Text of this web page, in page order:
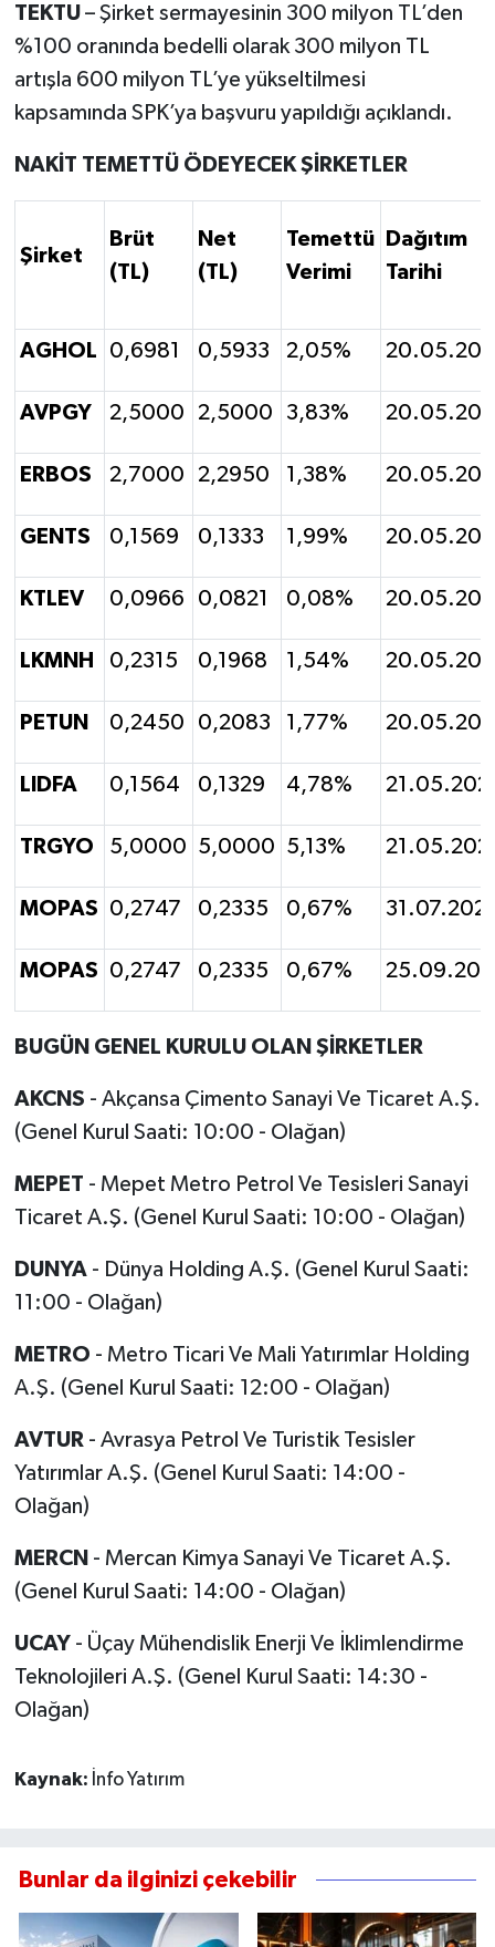
TEKTU – Şirket sermayesinin 300 milyon TL’den
%100 oranında bedelli olarak 300 milyon TL
artışla 600 milyon TL’ye yükseltilmesi
kapsamında SPK’ya başvuru yapıldığı açıklandı.
NAKİT TEMETTÜ ÖDEYECEK ŞİRKETLER
Şirket
Brüt
(TL)
Net
(TL)
Temettü
Verimi
Dağıtım
Tarihi
AGHOL 0,6981 0,5933 2,05%
AVPGY 2,5000 2,5000 3,83%
ERBOS 2,7000 2,2950 1,38%
GENTS 0,1569 0,1333 1,99%
KTLEV 0,0966 0,0821 0,08%
LKMNH 0,2315 0,1968 1,54%
PETUN 0,2450 0,2083 1,77%
LIDFA 0,1564 0,1329 4,78%
TRGYO 5,0000 5,0000 5,13%
MOPAS 0,2747 0,2335 0,67%
MOPAS 0,2747 0,2335 0,67%
BUGÜN GENEL KURULU OLAN ŞİRKETLER
AKCNS - Akçansa Çimento Sanayi Ve Ticaret A.Ş.
(Genel Kurul Saati: 10:00 - Olağan)
MEPET - Mepet Metro Petrol Ve Tesisleri Sanayi
Ticaret A.Ş. (Genel Kurul Saati: 10:00 - Olağan)
DUNYA- Dünya Holding A.Ş. (Genel Kurul Saati:
11:00 - Olağan)
METRO - Metro Ticari Ve Mali Yatırımlar Holding
A.Ş. (Genel Kurul Saati: 12:00 - Olağan)
AVTUR - Avrasya Petrol Ve Turistik Tesisler
Yatırımlar A.Ş. (Genel Kurul Saati: 14:00 -
Olağan)
MERCN - Mercan Kimya Sanayi Ve Ticaret A.Ş.
(Genel Kurul Saati: 14:00 - Olağan)
UCAY- Üçay Mühendislik Enerji Ve İklimlendirme
Teknolojileri A.Ş. (Genel Kurul Saati: 14:30 -
Olağan)
Kaynak: İnfo Yatırım
Bunlar da ilginizi çekebilir